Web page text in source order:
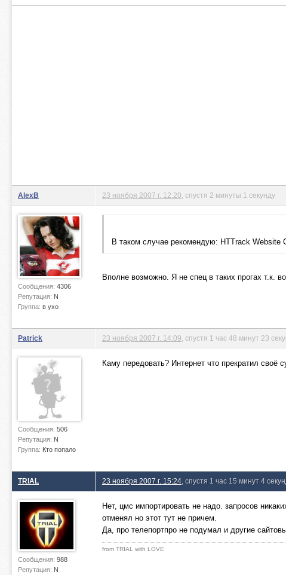
AlexB
Сообщения: 4306
Репутация: N
Группа: в ухо
23 ноября 2007 г. 12:20 , спустя 2 минуты 1 секунду
В таком случае рекомендую: HTTrack
Вполне возможно. Я не спец в таких прогах т.к.
Patrick
Сообщения: 506
Репутация: N
Группа: Кто попало
23 ноября 2007 г. 14:09 , спустя 1 час 48 минут 23
Каму передовать? Интернет что прекратил своё
TRIAL
Сообщения: 988
Репутация: N
23 ноября 2007 г. 15:24 , спустя 1 час 15 минут 4
Нет, цмс импортировать не надо. запросов
отменял но этот тут не причем.
Да, про телепортпро не подумал и другие
from TRIAL with LOVE